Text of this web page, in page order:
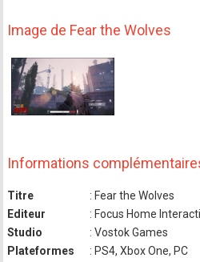
Image de Fear the Wolves
Informations
Titre
: Fear the Wolves
Editeur
: Focus Home
Studio
: Vostok Games
Plateformes
: PS4, Xbox One, PC